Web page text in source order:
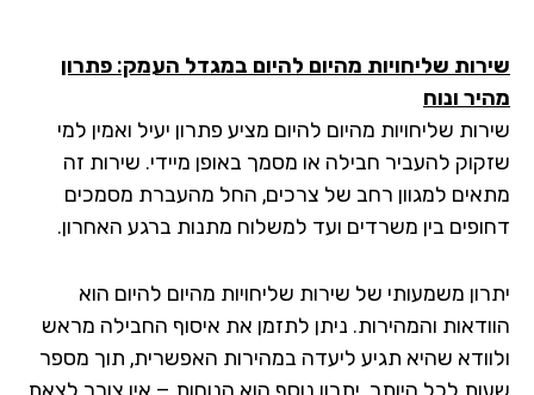
שליחויות מהיום להיום במגדל העמק: פתרון
ונוח
שליחויות מהיום להיום מציע פתרון יעיל ואמין למי
להעביר חבילה או מסמך באופן מיידי. שירות זה
למגוון רחב של צרכים, החל מהעברת מסמכים
בין משרדים ועד למשלוח מתנות ברגע האחרון.
משמעותי של שירות שליחויות מהיום להיום הוא
והמהירות. ניתן לתזמן את איסוף החבילה מראש
שהיא תגיע ליעדה במהירות האפשרית, תוך מספר
לכל היותר. יתרון נוסף הוא הנוחות – אין צורך לצאת